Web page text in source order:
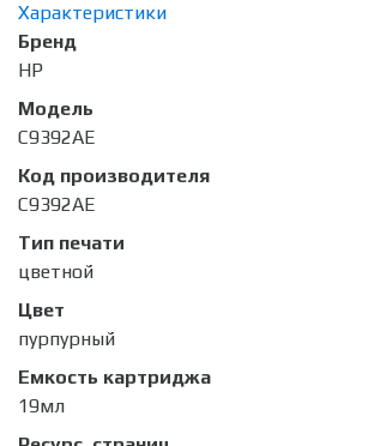
Характеристики
Бренд
HP
Модель
C9392AE
Код производителя
C9392AE
Тип печати
цветной
Цвет
пурпурный
Емкость картриджа
19мл